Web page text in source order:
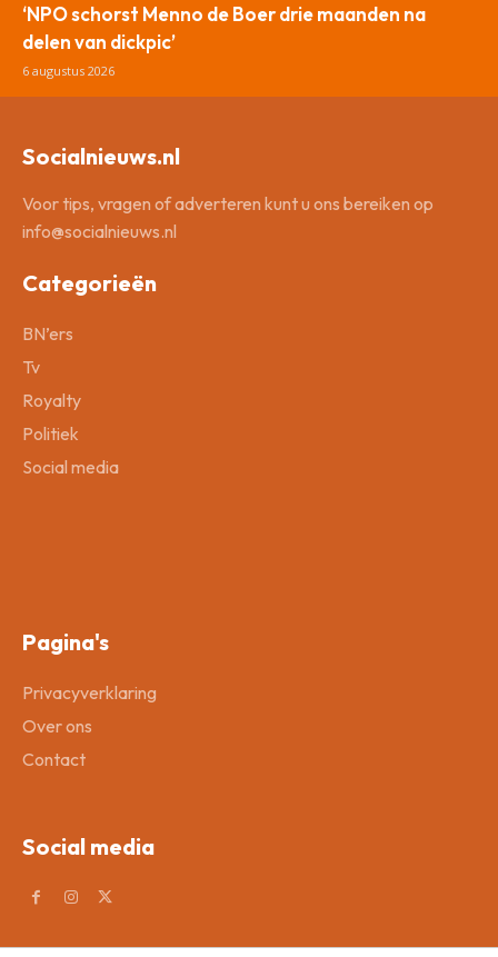
‘NPO schorst Menno de Boer drie maanden na
delen van dickpic’
6 augustus 2026
Socialnieuws.nl
Voor tips, vragen of adverteren kunt u ons bereiken op
info@socialnieuws.nl
Categorieën
BN’ers
Tv
Royalty
Politiek
Social media
Pagina's
Privacyverklaring
Over ons
Contact
Social media